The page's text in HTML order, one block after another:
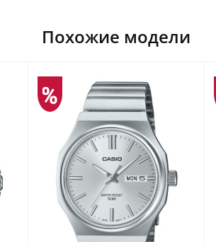
Похожие модели